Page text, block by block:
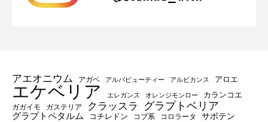
アエオニウム アガベ アルバビューティー アルビカンス アロエ
エケベリア エレガンス オレンジモンロー カランコエ
ガガイモ ガステリア クラッスラ グラプトベリア
グラプトペタルム コチレドン コブ系 コロラータ サボテン